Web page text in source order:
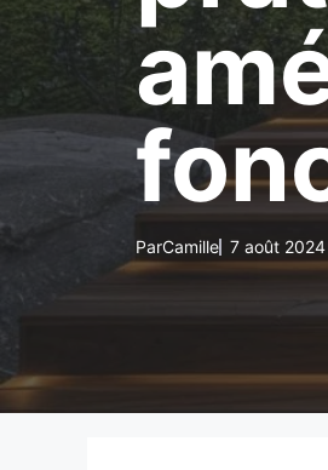
ParCamille 7 août 2024